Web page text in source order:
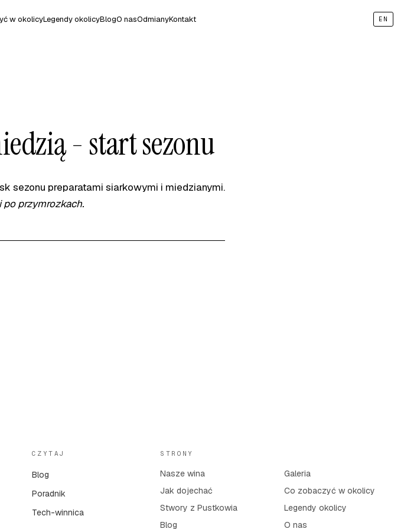
w okolicyLegendy okolicyBlogO nasOdmianyKontakt EN
- start sezonu
sezonu preparatami siarkowymi i miedzianymi.
przymrozkach.
CZYTAJ
Blog
Poradnik
Tech-winnica
STRONY
Nasze wina
Galeria
Jak dojechać
Co zobaczyć w okolicy
Stwory z Pustkowia
Legendy okolicy
Blog
O nas